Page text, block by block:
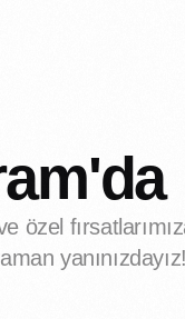
özel
yanınızdayız!